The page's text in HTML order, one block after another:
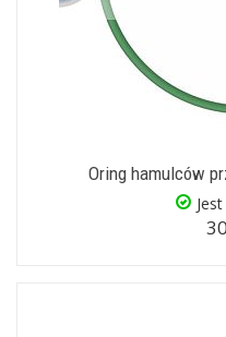
Oring hamulców